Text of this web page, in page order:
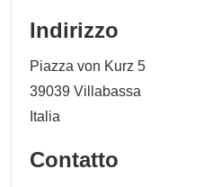
Indirizzo
Piazza von Kurz 5
39039 Villabassa
Italia
Contatto
legislativo 14 marzo 2013
successivamente
legislativo 25 maggio 2016
"Amministrazione
Delibera ANAC n. 1310 di